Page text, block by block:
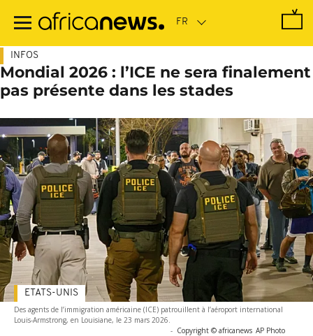
contenu
INFOS
Mondial 2026 : l’ICE ne sera finalement
pas présente dans les stades
Des agents de l’immigration américaine (ICE) patrouillent à l’aéroport international
Louis-Armstrong, en Louisiane, le 23 mars 2026.
- Copyright © africanews AP Photo
ETATS-UNIS